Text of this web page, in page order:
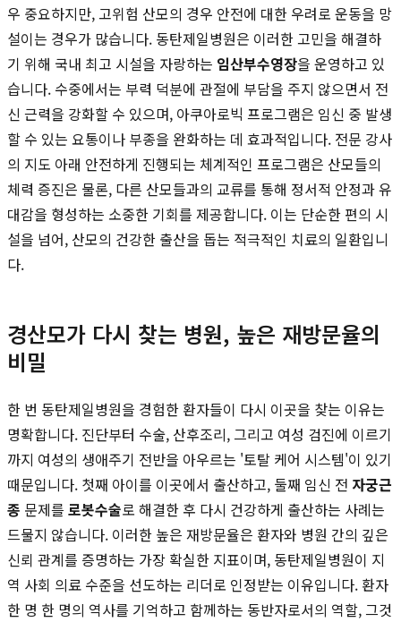
우 중요하지만, 고위험 산모의 경우 안전에 대한 우려로 운동을 망
설이는 경우가 많습니다. 동탄제일병원은 이러한 고민을 해결하
기 위해 국내 최고 시설을 자랑하는 임산부수영장을 운영하고 있
습니다. 수중에서는 부력 덕분에 관절에 부담을 주지 않으면서 전
신 근력을 강화할 수 있으며, 아쿠아로빅 프로그램은 임신 중 발생
할 수 있는 요통이나 부종을 완화하는 데 효과적입니다. 전문 강사
의 지도 아래 안전하게 진행되는 체계적인 프로그램은 산모들의
체력 증진은 물론, 다른 산모들과의 교류를 통해 정서적 안정과 유
대감을 형성하는 소중한 기회를 제공합니다. 이는 단순한 편의 시
설을 넘어, 산모의 건강한 출산을 돕는 적극적인 치료의 일환입니
다.
경산모가 다시 찾는 병원, 높은 재방문율의
비밀
한 번 동탄제일병원을 경험한 환자들이 다시 이곳을 찾는 이유는
명확합니다. 진단부터 수술, 산후조리, 그리고 여성 검진에 이르기
까지 여성의 생애주기 전반을 아우르는 '토탈 케어 시스템'이 있기
때문입니다. 첫째 아이를 이곳에서 출산하고, 둘째 임신 전 자궁근
종 문제를 로봇수술로 해결한 후 다시 건강하게 출산하는 사례는
드물지 않습니다. 이러한 높은 재방문율은 환자와 병원 간의 깊은
신뢰 관계를 증명하는 가장 확실한 지표이며, 동탄제일병원이 지
역 사회 의료 수준을 선도하는 리더로 인정받는 이유입니다. 환자
한 명 한 명의 역사를 기억하고 함께하는 동반자로서의 역할, 그것